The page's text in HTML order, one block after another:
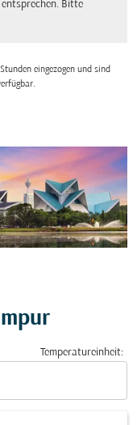
Bitte
eingezogen und sind
Temperatureinheit: